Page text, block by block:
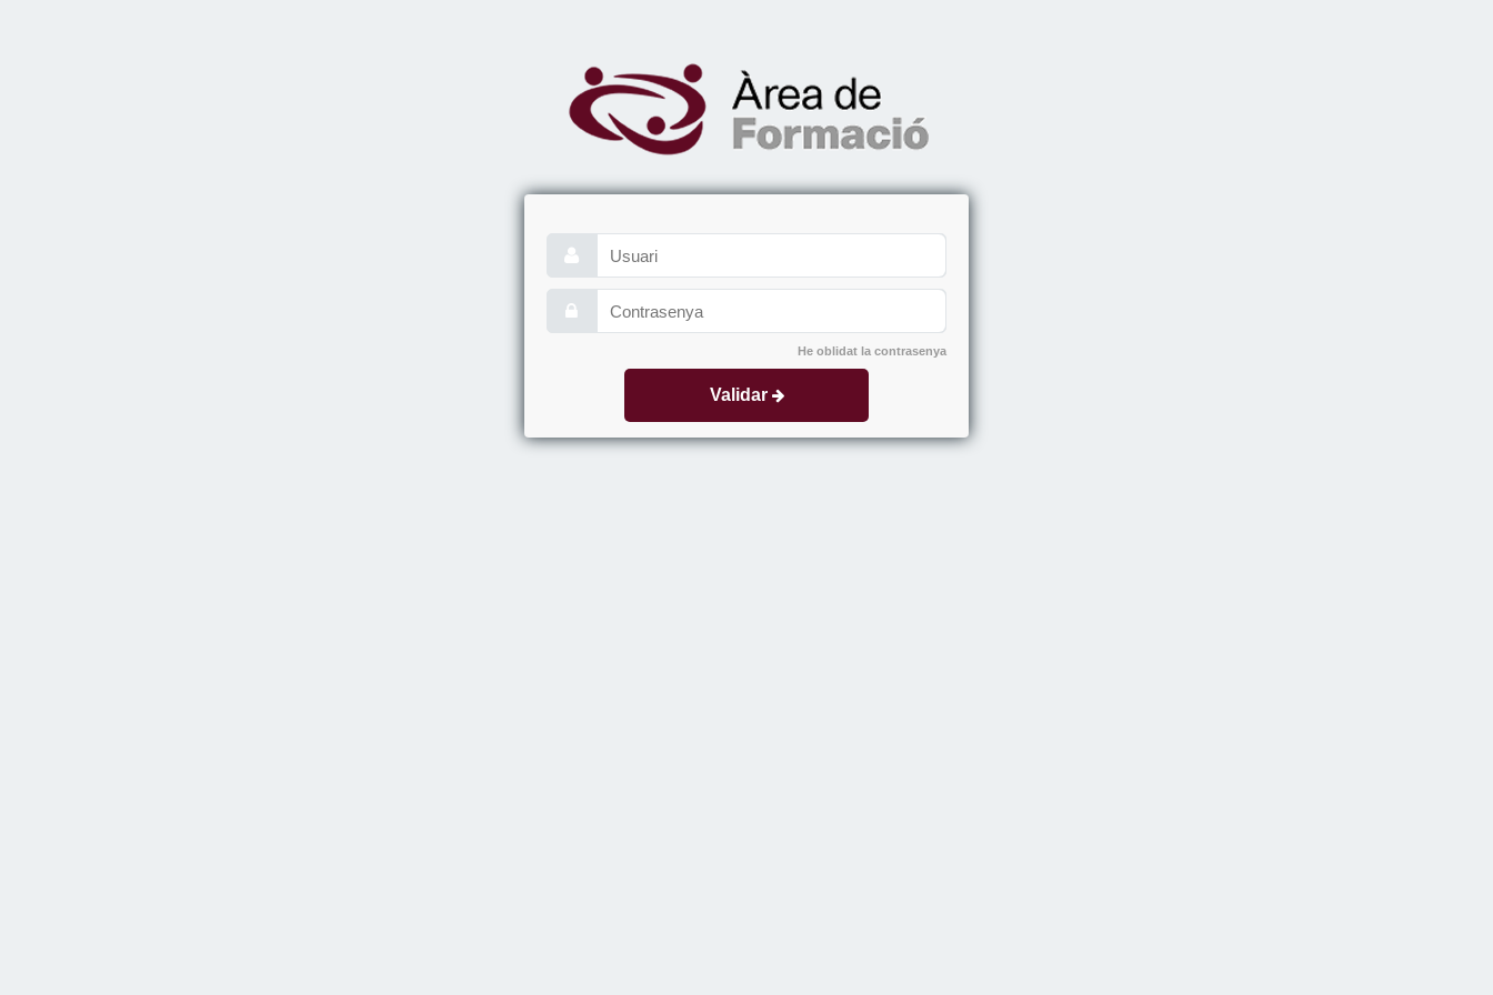
He oblidat la contrasenya
Validar